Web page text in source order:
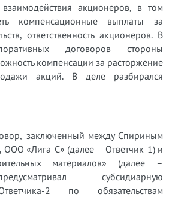
акционеров, в том
компенсационные выплаты за
ответственность акционеров. В
договоров стороны
компенсации за расторжение
акций. В деле разбирался
заключенный между Спириным
ООО «Лига-С» (далее – Ответчик-1) и
материалов» (далее –
субсидиарную
2 по обязательствам